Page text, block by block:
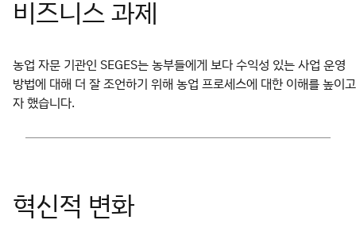
농업 자문 기관인 SEGES는 농부들에게 보다 수익성 있는 사업 운영
방법에 대해 더 잘 조언하기 위해 농업 프로세스에 대한 이해를 높이고
자 했습니다.